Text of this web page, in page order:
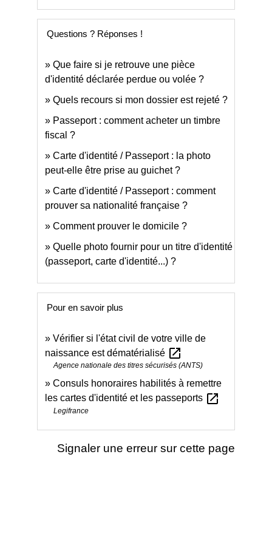
Questions ? Réponses !
Que faire si je retrouve une pièce
d'identité déclarée perdue ou volée ?
Quels recours si mon dossier est rejeté ?
Passeport : comment acheter un timbre
fiscal ?
Carte d'identité / Passeport : la photo
peut-elle être prise au guichet ?
Carte d'identité / Passeport : comment
prouver sa nationalité française ?
Comment prouver le domicile ?
Quelle photo fournir pour un titre d'identité
(passeport, carte d'identité...) ?
Pour en savoir plus
Vérifier si l'état civil de votre ville de
naissance est dématérialisé open_in_new
Agence nationale des titres sécurisés (ANTS)
Consuls honoraires habilités à remettre
les cartes d'identité et les passeports open_in_new
Legifrance
Signaler une erreur sur cette page